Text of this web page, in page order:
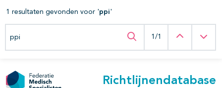
Richtlijnendatabase
binnen deze richtlijn
1 resultaten gevonden voor 'ppi'
Zoeken binnen deze richtlijn
Zoeken binnen deze
1/1 Vorige